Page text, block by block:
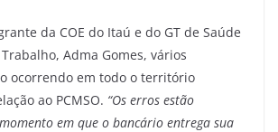
da COE do Itaú e do GT de Saúde
Adma Gomes, vários
ocorrendo em todo o território
ao PCMSO. “Os erros estão
em que o bancário entrega sua